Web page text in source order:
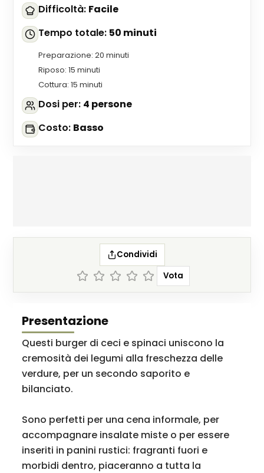
Difficoltà: Facile
Tempo totale: 50 minuti
Preparazione:20 minuti
Riposo:15 minuti
Cottura:15 minuti
Dosi per: 4 persone
Costo: Basso
Condividi
Vota
Presentazione
Questi burger di ceci e spinaci uniscono la
cremosità dei legumi alla freschezza delle
verdure, per un secondo saporito e
bilanciato.
Sono perfetti per una cena informale, per
accompagnare insalate miste o per essere
inseriti in panini rustici: fragranti fuori e
morbidi dentro, piaceranno a tutta la